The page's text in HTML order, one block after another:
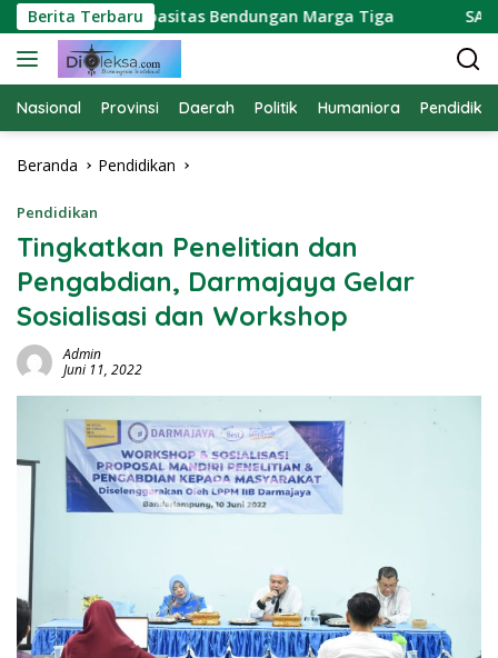
Langsung
ke
konten
Berita Terbaru
Soroti Kapasitas Bendungan Marga Tiga SATPAM
Nasional Provinsi Daerah Politik Humaniora
Beranda Pendidikan
Pendidikan
Tingkatkan Penelitian dan
Pengabdian, Darmajaya Gelar
Sosialisasi dan Workshop
Admin
Juni 11, 2022